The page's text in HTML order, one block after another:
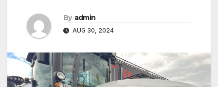
By admin
AUG 30, 2024